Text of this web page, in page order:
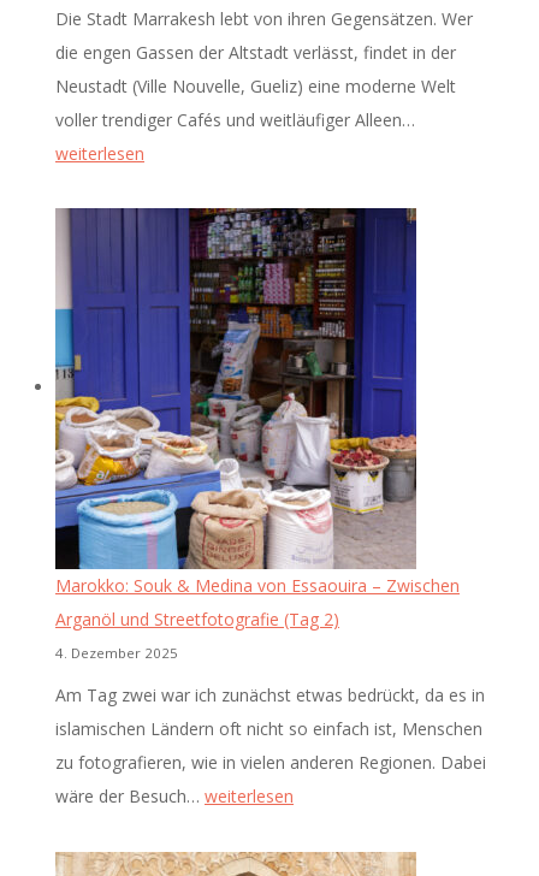
Die Stadt Marrakesh lebt von ihren Gegensätzen. Wer
die engen Gassen der Altstadt verlässt, findet in der
Neustadt (Ville Nouvelle, Gueliz) eine moderne Welt
voller trendiger Cafés und weitläufiger Alleen…
weiterlesen
Marokko: Souk & Medina von Essaouira – Zwischen
Arganöl und Streetfotografie (Tag 2)
4. Dezember 2025
Am Tag zwei war ich zunächst etwas bedrückt, da es in
islamischen Ländern oft nicht so einfach ist, Menschen
zu fotografieren, wie in vielen anderen Regionen. Dabei
wäre der Besuch… Marokko:
&
weiterlesen